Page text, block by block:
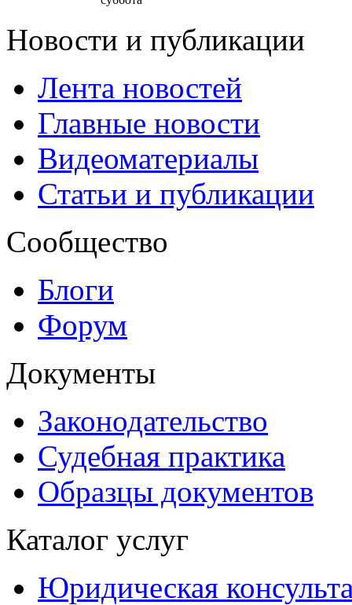
Новости и публикации
Лента новостей
Главные новости
Видеоматериалы
Статьи и публикации
Сообщество
Блоги
Форум
Документы
Законодательство
Судебная практика
Образцы документов
Каталог услуг
Юридическая